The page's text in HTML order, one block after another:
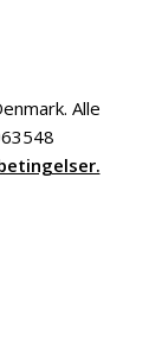
Alle